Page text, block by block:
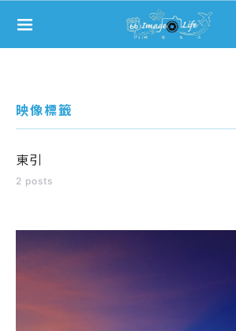
Search for:
映像標籤
東引
2 posts